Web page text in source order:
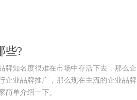
些?
牌知名度很难在市场中存活下去，那么企
企业品牌推广，那么现在主流的企业品牌
简单介绍一下。